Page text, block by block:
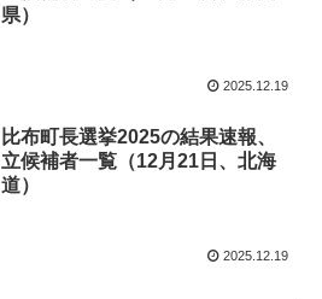
県）
2025.12.19
比布町長選挙2025の結果速報、
立候補者一覧（12月21日、北海
道）
2025.12.19